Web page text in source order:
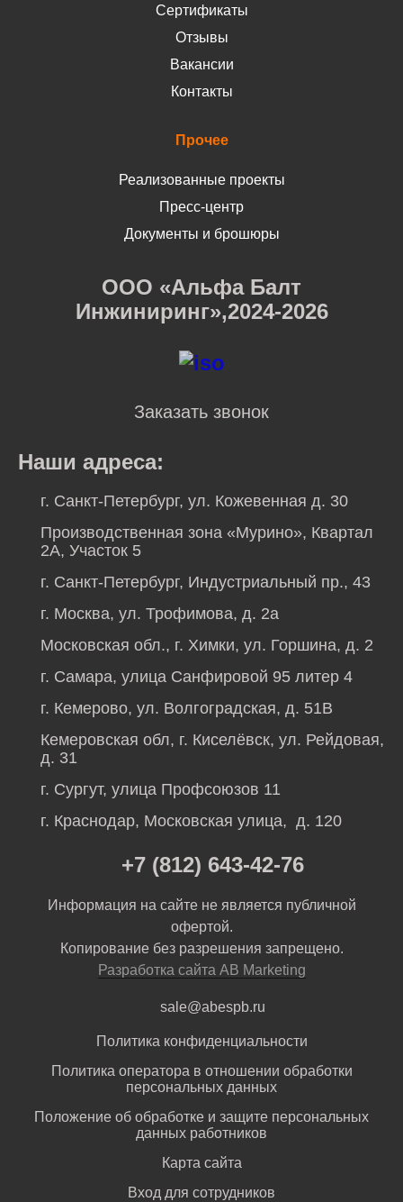
Сертификаты
Отзывы
Вакансии
Контакты
Прочее
Реализованные проекты
Пресс-центр
Документы и брошюры
ООО «Альфа Балт
Инжиниринг»,2024-2026
Заказать звонок
Наши адреса:
г. Санкт-Петербург, ул. Кожевенная д. 30
Производственная зона «Мурино», Квартал
2А, Участок 5
г. Санкт-Петербург, Индустриальный пр., 43
г. Москва, ул. Трофимова, д. 2а
Московская обл., г. Химки, ул. Горшина, д. 2
г. Самара, улица Санфировой 95 литер 4
г. Кемерово, ул. Волгоградская, д. 51В
Кемеровская обл, г. Киселёвск, ул. Рейдовая,
д. 31
г. Сургут, улица Профсоюзов 11
г. Краснодар, Московская улица, д. 120
+7 (812) 643-42-76
Информация на сайте не является публичной
офертой.
Копирование без разрешения запрещено.
Разработка сайта AB Marketing
sale@abespb.ru
Политика конфиденциальности
Политика оператора в отношении обработки
персональных данных
Положение об обработке и защите персональных
данных работников
Карта сайта
Вход для сотрудников